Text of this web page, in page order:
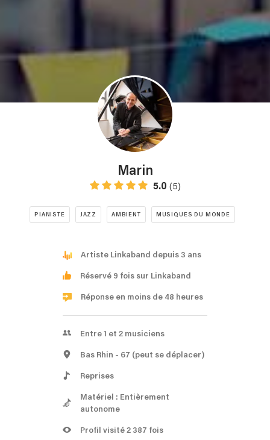
Marin
5.0 (5)
PIANISTE JAZZ AMBIENT MUSIQUES DU MONDE
Artiste Linkaband depuis 3 ans
Réservé 9 fois sur Linkaband
Réponse en moins de 48 heures
Entre 1 et 2 musiciens
Bas Rhin - 67 (peut se déplacer)
Reprises
Matériel : Entièrement
autonome
Profil visité 2 387 fois